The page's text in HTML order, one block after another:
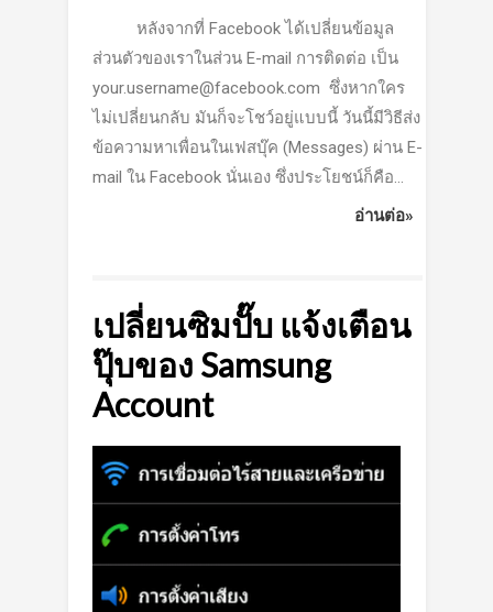
หลังจากที่ Facebook ได้เปลี่ยนข้อมูล
ส่วนตัวของเราในส่วน E-mail การติดต่อ เป็น
your.username@facebook.com ซึ่งหากใคร
ไม่เปลี่ยนกลับ มันก็จะโชว์อยู่แบบนี้ วันนี้มีวิธีส่ง
ข้อความหาเพื่อนในเฟสบุ๊ค (Messages) ผ่าน E-
mail ใน Facebook นั่นเอง ซึ่งประโยชน์ก็คือ...
อ่านต่อ»
เปลี่ยนซิมปั๊บ แจ้งเตือน
ปุ๊บของ Samsung
Account